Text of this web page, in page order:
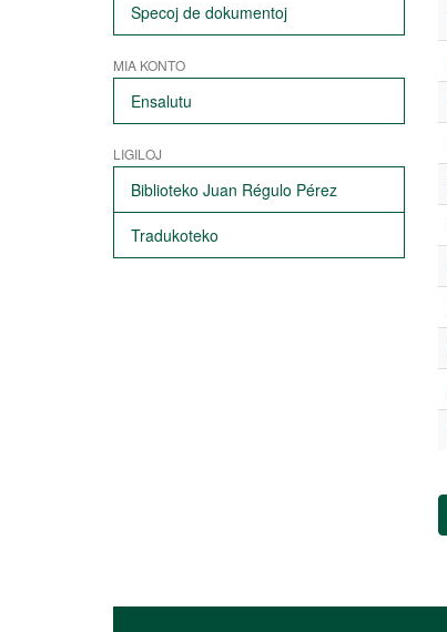
Specoj de dokumentoj
MIA KONTO
Ensalutu
LIGILOJ
Biblioteko Juan Régulo Pérez
Tradukoteko